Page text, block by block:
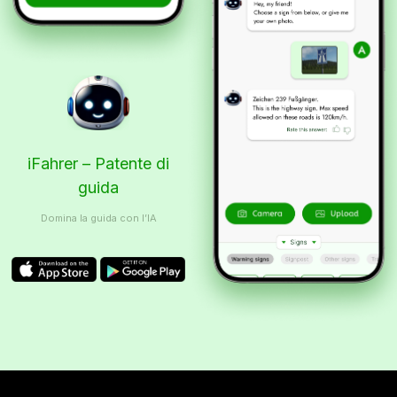
iFahrer – Patente di
guida
Domina la guida con l’IA